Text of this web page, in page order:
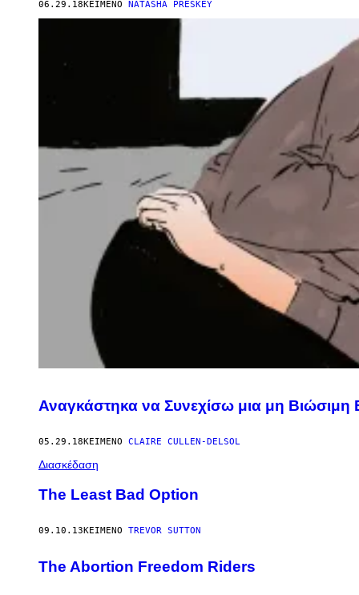
06.29.18ΚΕΊΜΕΝΟ NATASHA PRESKEY
Αναγκάστηκα να Συνεχίσω μια μη
05.29.18ΚΕΊΜΕΝΟ CLAIRE CULLEN-DELSOL
Διασκέδαση
The Least Bad Option
09.10.13ΚΕΊΜΕΝΟ TREVOR SUTTON
The Abortion Freedom Riders